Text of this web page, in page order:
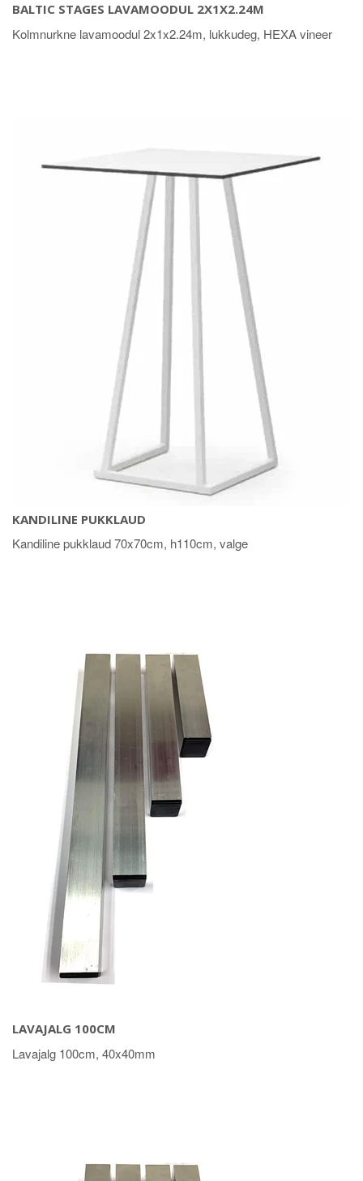
BALTIC STAGES LAVAMOODUL 2X1X2.24M
Kolmnurkne lavamoodul 2x1x2.24m, lukkudeg, HEXA vineer
KANDILINE PUKKLAUD
Kandiline pukklaud 70x70cm, h110cm, valge
LAVAJALG 100CM
Lavajalg 100cm, 40x40mm